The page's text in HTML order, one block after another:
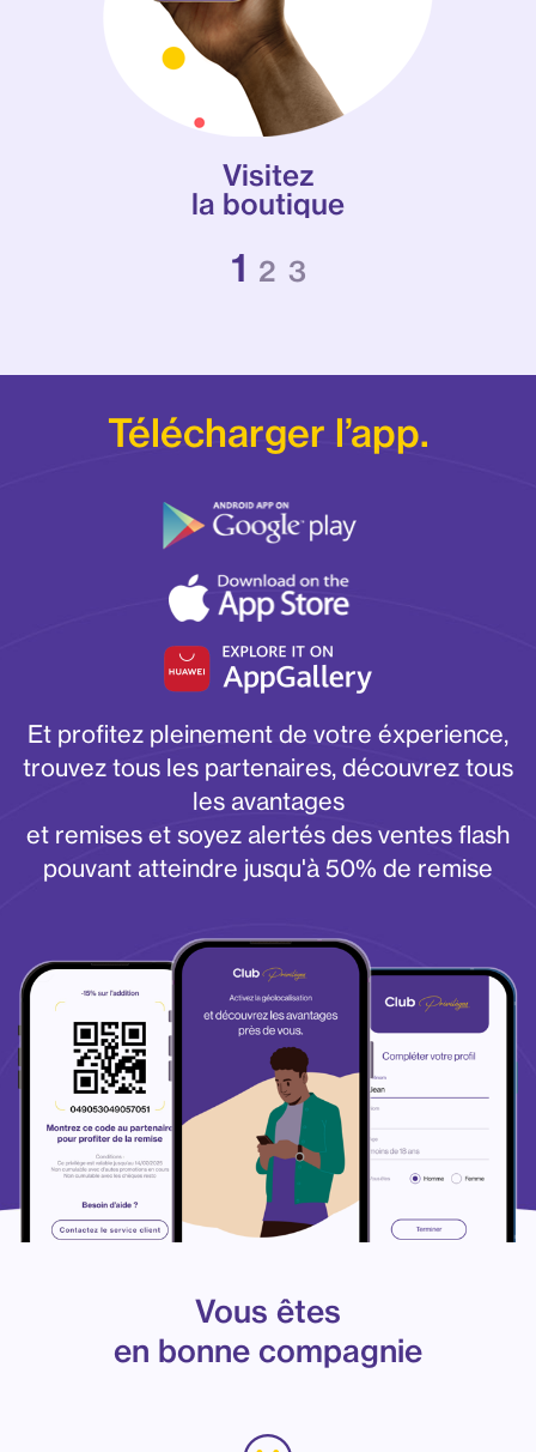
Visitez
la boutique
Télécharger l’app.
Et profitez pleinement de votre éxperience,
trouvez tous les partenaires, découvrez tous
les avantages
et remises et soyez alertés des ventes flash
pouvant atteindre jusqu'à 50% de remise
Vous êtes
en bonne compagnie